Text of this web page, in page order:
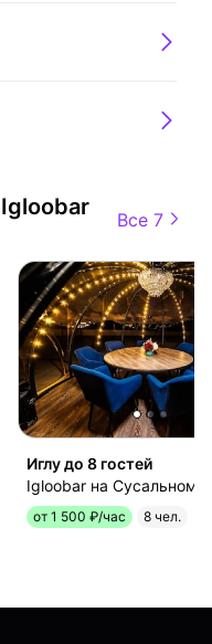
Igloobar
Все 7
Иглу до 8 гостей
Igloobar на Сусальном
от 1 500 ₽/час 8 чел.